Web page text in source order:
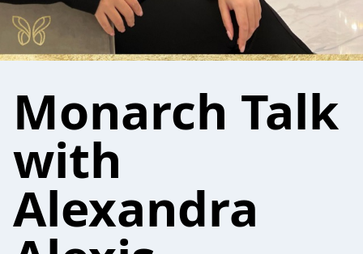
Monarch Talk
with
Alexandra